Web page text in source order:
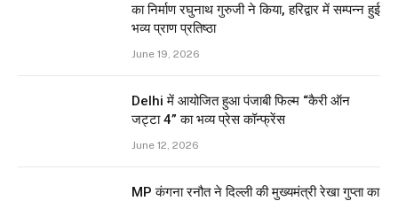
का निर्माण रघुनाथ गुरुजी ने किया, हरिद्वार में सम्पन्न हुई
भव्य प्राण प्रतिष्ठा
June 19, 2026
Delhi में आयोजित हुआ पंजाबी फिल्म “कैरी ऑन
जट्टा 4” का भव्य प्रेस कॉन्फ्रेंस
June 12, 2026
MP कंगना रनौत ने दिल्ली की मुख्यमंत्री रेखा गुप्ता का